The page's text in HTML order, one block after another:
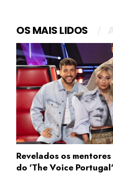
OS MAIS LIDOS
Revelados os
do 'The Voice Portugal'